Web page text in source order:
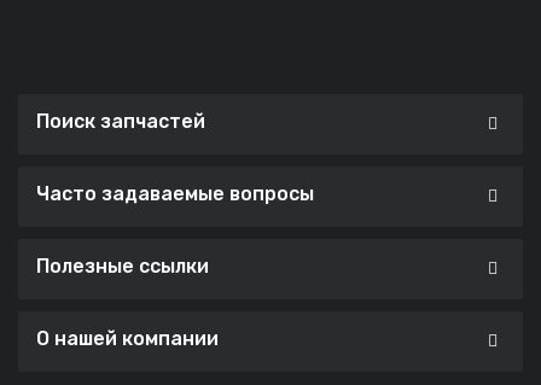
Поиск запчастей
Часто задаваемые вопросы
Полезные ссылки
О нашей компании